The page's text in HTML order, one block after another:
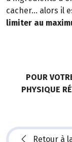
cacher… alors il
limiter au
POUR
PHYSIQUE
Retour à